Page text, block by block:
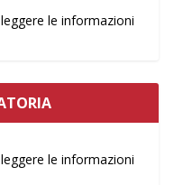
le informazioni
le informazioni